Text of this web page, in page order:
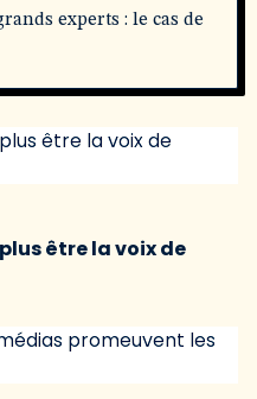
experts : le cas de
être la voix de